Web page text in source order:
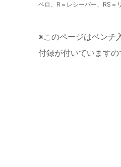
ベロ、R＝レシーバー、RS＝
※このページはベンチ
付録が付いています